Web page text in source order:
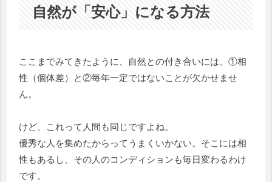
自然が「安心」になる方法
ここまでみてきたように、自然との付き合いには、①相
性（個体差）と②毎年一定ではないことが欠かせませ
ん。
けど、これって人間も同じですよね。
優秀な人を集めたからってうまくいかない。そこには相
性もあるし、その人のコンディションも毎日変わるわけ
です。